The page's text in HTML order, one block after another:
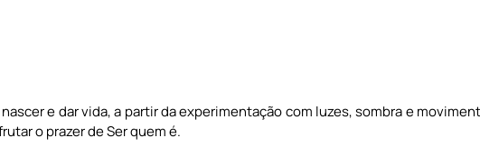
e dar vida, a partir da experimentação com luzes, sombra e
o prazer de Ser quem é.